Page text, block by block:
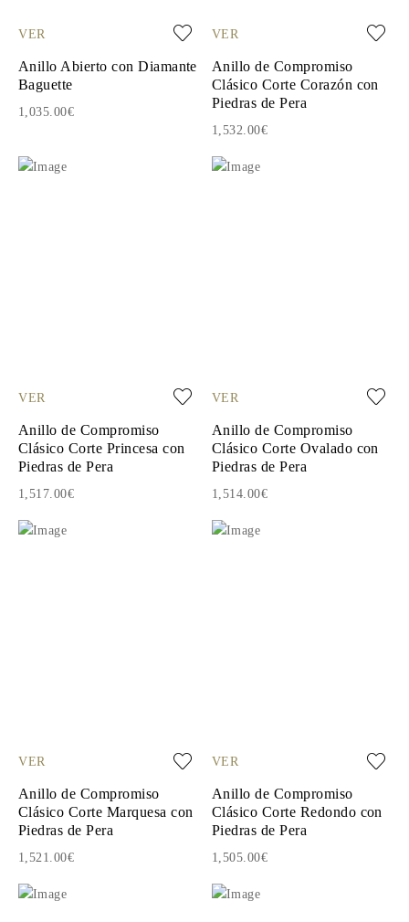
VER
Anillo Abierto con Diamante
Baguette
1,035.00€
VER
Anillo de Compromiso
Clásico Corte Corazón con
Piedras de Pera
1,532.00€
VER
Anillo de Compromiso
Clásico Corte Princesa con
Piedras de Pera
1,517.00€
VER
Anillo de Compromiso
Clásico Corte Ovalado con
Piedras de Pera
1,514.00€
VER
Anillo de Compromiso
Clásico Corte Marquesa con
Piedras de Pera
1,521.00€
VER
Anillo de Compromiso
Clásico Corte Redondo con
Piedras de Pera
1,505.00€